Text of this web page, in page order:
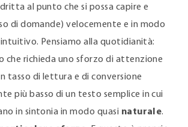
al punto che si possa capire e
di domande) velocemente e in modo
intuitivo. Pensiamo alla quotidianità:
che richieda uno sforzo di attenzione
tasso di lettura e di conversione
più basso di un testo semplice in cui
in sintonia in modo quasi naturale.